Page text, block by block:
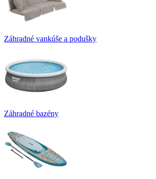
Záhradné vankúše a podušky
Záhradné bazény